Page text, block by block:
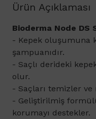
Ürün Açıklaması
Bioderma Node DS
- Kepek oluşumuna
şampuanıdır.
- Saçlı derideki
olur.
- Saçları temizler
- Geliştirilmiş formülü
korumayı destekler.